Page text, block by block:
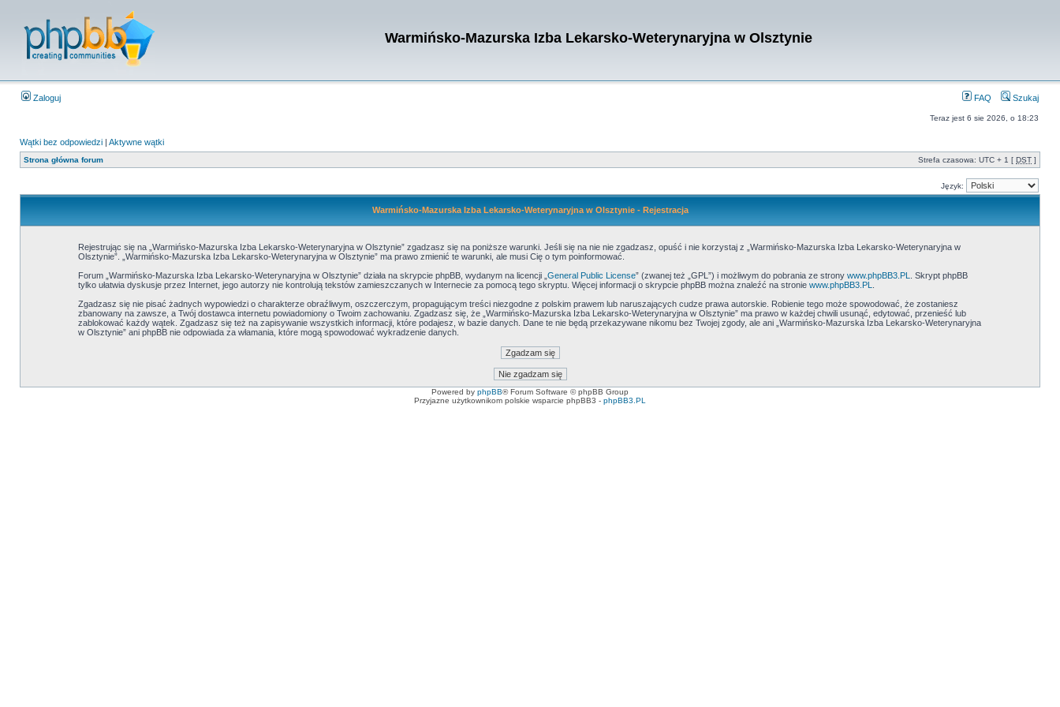
Warmińsko-Mazurska Izba Lekarsko-Weterynaryjna w Olsztynie
Zaloguj FAQ Szukaj
Teraz jest 6 sie 2026, o 18:23
Wątki bez odpowiedzi | Aktywne wątki
Strona główna forum Strefa czasowa: UTC + 1 [ DST ]
Język:
Warmińsko-Mazurska Izba Lekarsko-Weterynaryjna w Olsztynie - Rejestracja
Rejestrując się na „Warmińsko-Mazurska Izba Lekarsko-Weterynaryjna w Olsztynie” zgadzasz się na poniższe warunki. Jeśli się na nie nie zgadzasz, opuść i nie korzystaj z „Warmińsko-Mazurska Izba Lekarsko-Weterynaryjna w
Olsztynie”. „Warmińsko-Mazurska Izba Lekarsko-Weterynaryjna w Olsztynie” ma prawo zmienić te warunki, ale musi Cię o tym poinformować.
Forum „Warmińsko-Mazurska Izba Lekarsko-Weterynaryjna w Olsztynie” działa na skrypcie phpBB, wydanym na licencji „ General Public License” (zwanej też „GPL”) i możliwym do pobrania ze strony www.phpBB3.PL
. Skrypt phpBB
tylko ułatwia dyskusje przez Internet, jego autorzy nie kontrolują tekstów zamieszczanych w Internecie za pomocą tego skryptu. Więcej informacji o skrypcie phpBB można znaleźć na stronie www.phpBB3.PL
Zgadzasz się nie pisać żadnych wypowiedzi o charakterze obraźliwym, oszczerczym, propagującym treści niezgodne z polskim prawem lub naruszających cudze prawa autorskie. Robienie tego może spowodować, że zostaniesz
zbanowany na zawsze, a Twój dostawca internetu powiadomiony o Twoim zachowaniu. Zgadzasz się, że „Warmińsko-Mazurska Izba Lekarsko-Weterynaryjna w Olsztynie” ma prawo w każdej chwili usunąć, edytować, przenieść lub
zablokować każdy wątek. Zgadzasz się też na zapisywanie wszystkich informacji, które podajesz, w bazie danych. Dane te nie będą przekazywane nikomu bez Twojej zgody, ale ani „Warmińsko-Mazurska Izba Lekarsko-Weterynaryjna
w Olsztynie” ani phpBB nie odpowiada za włamania, które mogą spowodować wykradzenie danych.
Powered by phpBB® Forum Software © phpBB Group
Przyjazne użytkownikom polskie wsparcie phpBB3 - phpBB3.PL